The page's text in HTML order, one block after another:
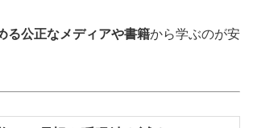
る公正なメディアや書籍から学ぶのが安